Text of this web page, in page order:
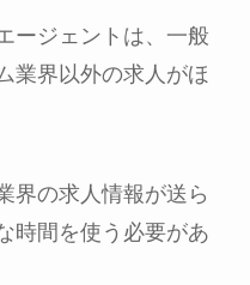
ージェントは、一般
業界以外の求人がほ
界の求人情報が送ら
時間を使う必要があ